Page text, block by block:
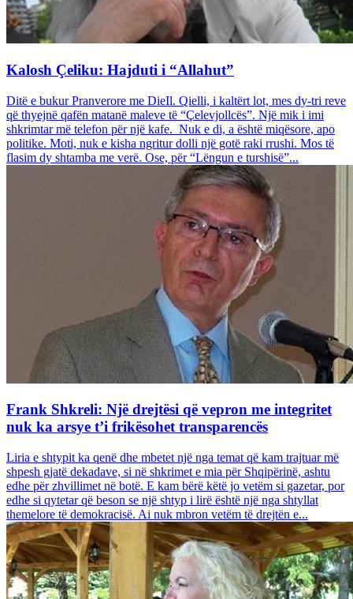
Kalosh Çeliku: Hajduti i “Allahut”
Ditë e bukur Pranverore me DieIl. Qielli, i kaltërt lot, mes dy-tri reve
që thyejnë qafën matanë maleve të “Çelevjollcës”. Një mik i imi
shkrimtar më telefon për një kafe. Nuk e di, a është miqësore, apo
politike. Moti, nuk e kisha ngritur dolli një gotë raki rrushi. Mos të
flasim dy shtamba me verë. Ose, për “Lëngun e turshisë”...
Frank Shkreli: Një drejtësi që vepron me integritet
nuk ka arsye t’i frikësohet transparencës
Liria e shtypit ka qenë dhe mbetet një nga temat që kam trajtuar më
shpesh gjatë dekadave, si në shkrimet e mia për Shqipërinë, ashtu
edhe për zhvillimet në botë. E kam bërë këtë jo vetëm si gazetar, por
edhe si qytetar që beson se një shtyp i lirë është një nga shtyllat
themelore të demokracisë. Ai nuk mbron vetëm të drejtën e...